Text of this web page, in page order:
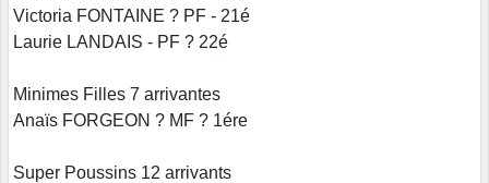
Victoria FONTAINE ? PF - 21é
Laurie LANDAIS - PF ? 22é
Minimes Filles 7 arrivantes
Anaïs FORGEON ? MF ? 1ére
Super Poussins 12 arrivants